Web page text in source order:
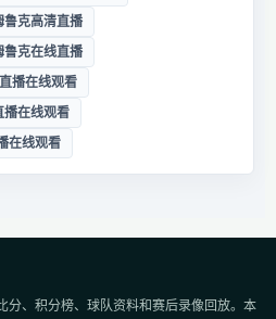
克高清直播
克在线直播
播在线观看
播在线观看
在线观看
分、积分榜、球队资料和赛后录像回放。本